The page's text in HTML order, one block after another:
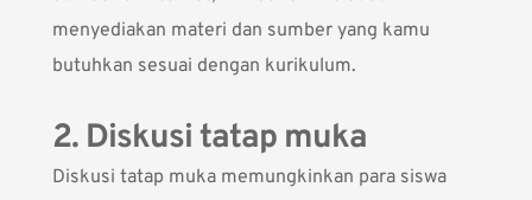
menyediakan materi dan sumber yang kamu
butuhkan sesuai dengan kurikulum.
2. Diskusi tatap muka
Diskusi tatap muka memungkinkan para siswa